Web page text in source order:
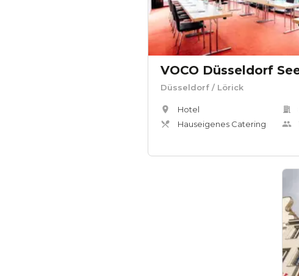
VOCO Düsseldorf
Düsseldorf / Lörick
Hotel
Hauseigenes Catering